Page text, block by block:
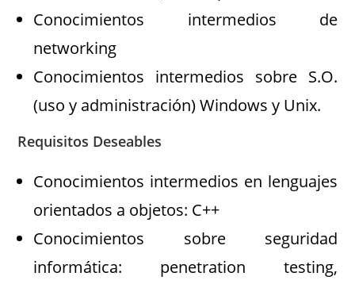
Conocimientos intermedios de
networking
Conocimientos intermedios sobre S.O.
(uso y administración) Windows y Unix.
Requisitos Deseables
Conocimientos intermedios en lenguajes
orientados a objetos: C++
Conocimientos sobre seguridad
informática: penetration testing,